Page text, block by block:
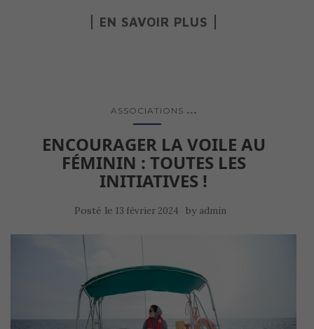
EN SAVOIR PLUS
ASSOCIATIONS ...
ENCOURAGER LA VOILE AU
FÉMININ : TOUTES LES
INITIATIVES !
Posté le 13 février 2024 by admin